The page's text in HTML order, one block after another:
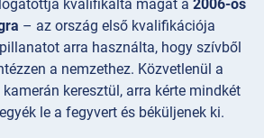
kvalifikálta magát a 2006-os
– az ország első kvalifikációja
arra használta, hogy szívből
a nemzethez. Közvetlenül a
keresztül, arra kérte mindkét
le a fegyvert és béküljenek ki.